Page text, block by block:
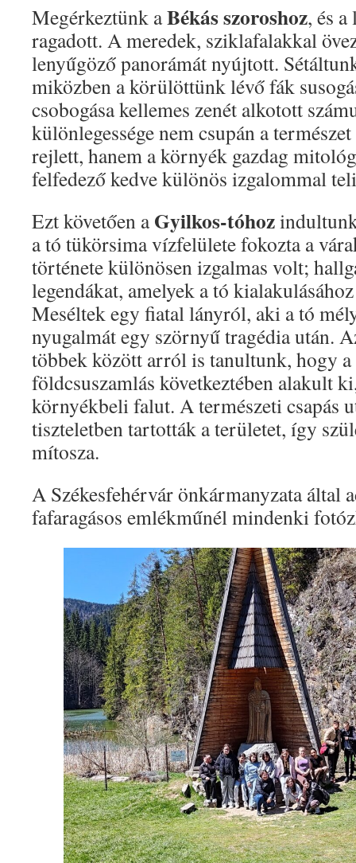
Megérkeztünk aBékás szoroshoz, és
ragadott. A meredek, sziklafalakkal
lenyűgöző panorámát nyújtott.
miközben a körülöttünk lévő fák
csobogása kellemes zenét alkotott
különlegessége nem csupán a
rejlett, hanem a környék gazdag
felfedező kedve különös izgalommal
Ezt követően aGyilkos-tóhoz
a tó tükörsima vízfelülete fokozta a
története különösen izgalmas volt;
legendákat, amelyek a tó
Meséltek egy fiatal lányról, aki a tó
nyugalmát egy szörnyű tragédia után.
többek között arról is tanultunk, hogy
földcsuszamlás következtében alakult
környékbeli falut. A természeti csapás
tiszteletben tartották a területet, így
mítosza.
A Székesfehérvár önkármanyzata által
fafaragásos emlékműnél mindenki